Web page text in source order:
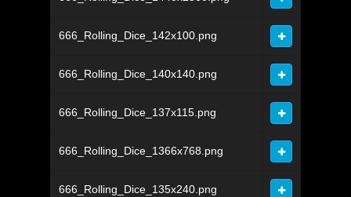
666_Rolling_Dice_142x100.png
666_Rolling_Dice_140x140.png
666_Rolling_Dice_137x115.png
666_Rolling_Dice_1366x768.png
666_Rolling_Dice_135x240.png